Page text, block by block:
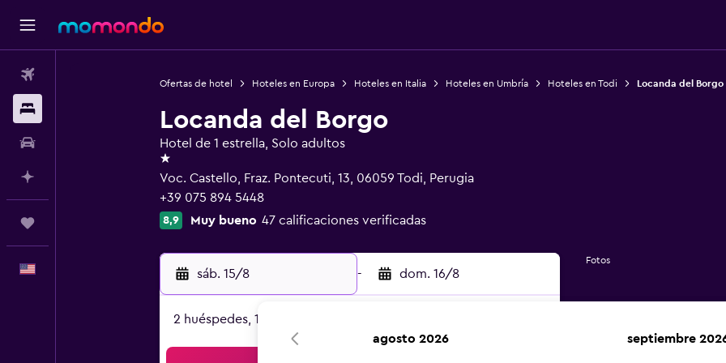
Ofertas de hotel Hoteles en Europa Hoteles en Italia Hoteles en Umbría Hoteles en Todi Locanda del Borgo
Locanda del Borgo
Hotel de 1 estrella, Solo adultos
1 estrella
Voc. Castello, Fraz. Pontecuti, 13, 06059 Todi, Perugia
+39 075 894 5448
8,9 Muy bueno 47 calificaciones verificadas
sáb. 15/8 - dom. 16/8
2 huéspedes, 1 habitación
Fotos
agosto 2026 septiembre